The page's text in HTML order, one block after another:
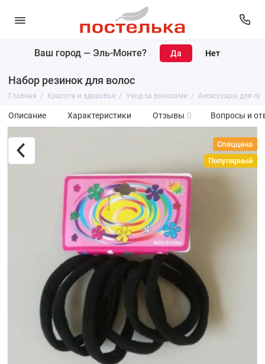
Ваш город — Эль-Монте?
Набор резинок для волос
Главная Красота и здоровье Уход за волосами Аксессуары для
Описание Характеристики Отзывы 0 Вопросы и
Спеццена
Популярный